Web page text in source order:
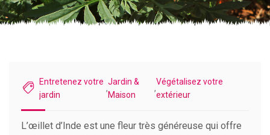
Entretenez votre
jardin
,
Jardin &
Maison
,
Végétalisez votre
extérieur
L’œillet d’Inde est une fleur très généreuse qui offre